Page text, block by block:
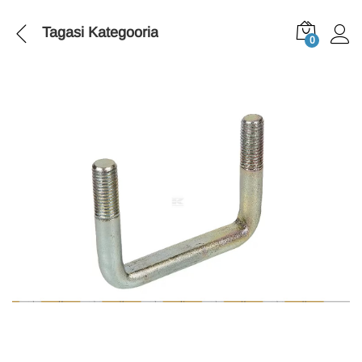
Tagasi Kategooria 0